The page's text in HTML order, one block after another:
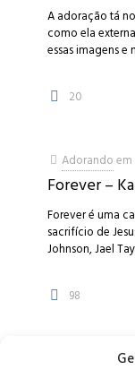
A adoração tá
como ela
essas imagens e
20
Adorandoem
Forever –
Forever é uma
sacrifício de
Johnson, Jael
98